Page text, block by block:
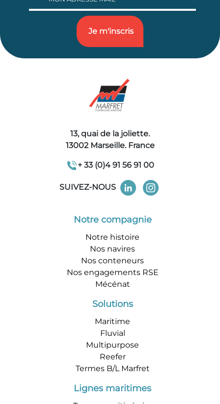
13, quai de la joliette.
13002 Marseille. France
+ 33 (0)4 91 56 91 00
SUIVEZ-NOUS
Notre compagnie
Notre histoire
Nos navires
Nos conteneurs
Nos engagements RSE
Mécénat
Solutions
Maritime
Fluvial
Multipurpose
Reefer
Termes B/L Marfret
Lignes maritimes